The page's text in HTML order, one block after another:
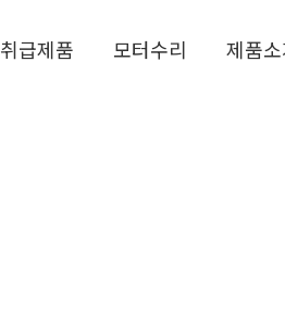
취급제품 모터수리 제품